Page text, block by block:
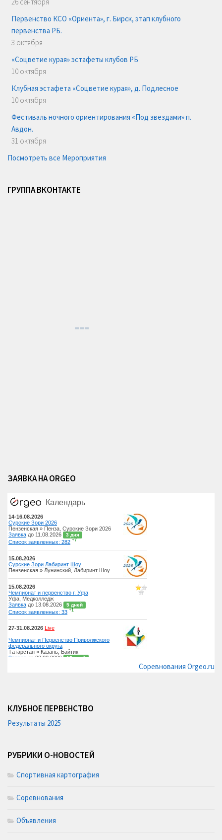
Первенство КСО «Ориента», г. Бирск, этап клубного
первенства РБ.
3 октября
«Соцветие курая» эстафеты клубов РБ
10 октября
Клубная эстафета «Соцветие курая», д. Подлесное
10 октября
Фестиваль ночного ориентирования «Под звездами» п.
Авдон.
31 октября
Посмотреть все Мероприятия
ГРУППА ВКОНТАКТЕ
ЗАЯВКА НА ORGEO
Соревнования Orgeo.ru
КЛУБНОЕ ПЕРВЕНСТВО
Результаты 2025
РУБРИКИ О-НОВОСТЕЙ
Спортивная картография
Соревнования
Объявления